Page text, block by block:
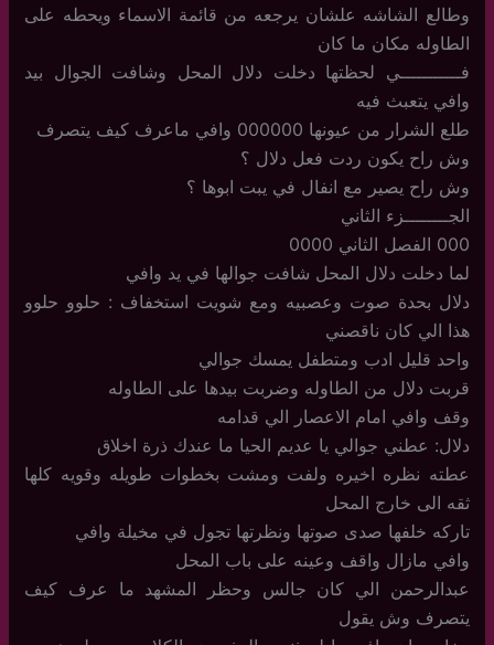
وطالع الشاشه علشان يرجعه من قائمة الاسماء ويحطه على
الطاوله مكان ما كان
فـــــــــــي لحظتها دخلت دلال المحل وشافت الجوال بيد
وافي يتعبث فيه
طلع الشرار من عيونها 000000 وافي ماعرف كيف يتصرف
وش راح يكون ردت فعل دلال ؟
وش راح يصير مع انفال في يبت ابوها ؟
الجــــــــزء الثاني
000 الفصل الثاني 0000
لما دخلت دلال المحل شافت جوالها في يد وافي
دلال بحدة صوت وعصبيه ومع شويت استخفاف : حلوو حلوو
هذا الي كان ناقصني
واحد قليل ادب ومتطفل يمسك جوالي
قربت دلال من الطاوله وضربت بيدها على الطاوله
وقف وافي امام الاعصار الي قدامه
دلال: عطني جوالي يا عديم الحيا ما عندك ذرة اخلاق
عطته نظره اخيره ولفت ومشت بخطوات طويله وقويه كلها
ثقه الى خارج المحل
تاركه خلفها صدى صوتها ونظرتها تجول في مخيلة وافي
وافي مازال واقف وعينه على باب المحل
عبدالرحمن الي كان جالس وحظر المشهد ما عرف كيف
يتصرف وش يقول